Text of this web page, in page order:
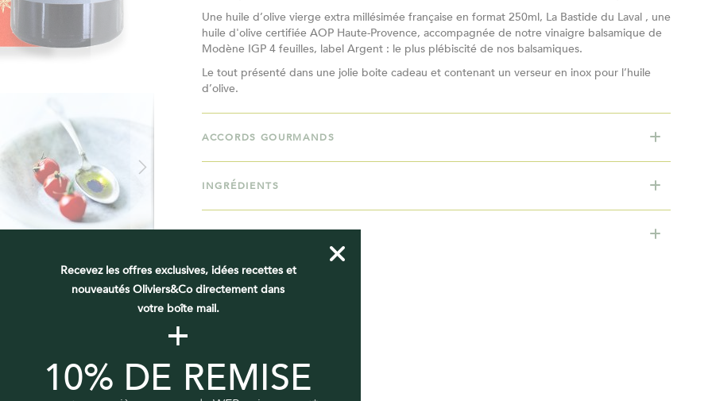
Recevez les offres exclusives, idées recettes et
nouveautés Oliviers&Co directement dans
votre boîte mail.
+
10% DE REMISE
Une huile d’olive vierge extra millésimée française en format 250ml, La Bastide du Laval , une
huile d'olive certifiée AOP Haute-Provence, accompagnée de notre vinaigre balsamique de
Modène IGP 4 feuilles, label Argent : le plus plébiscité de nos balsamiques.
Le tout présenté dans une jolie boite cadeau et contenant un verseur en inox pour l’huile
d’olive.
ACCORDS GOURMANDS
INGRÉDIENTS
VOUS DEVRIEZ AUSSI AIMER